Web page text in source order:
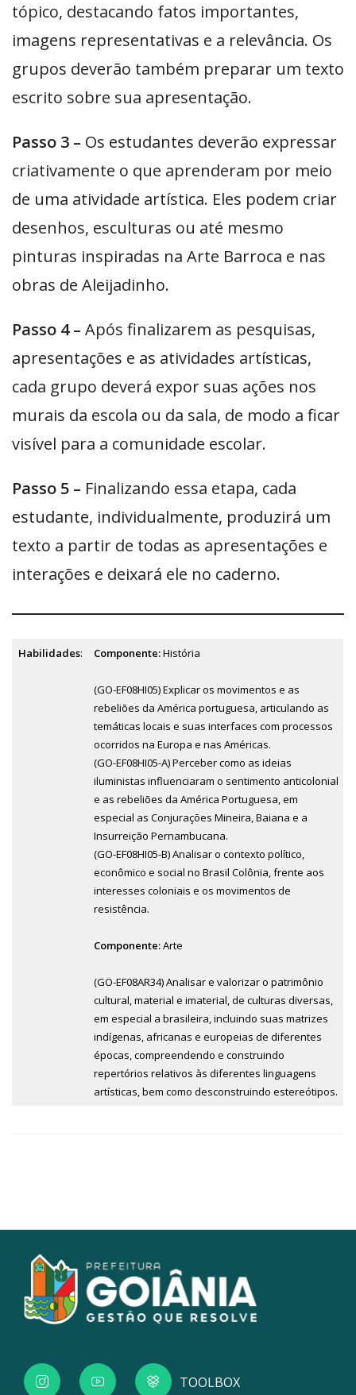
tópico, destacando fatos importantes,
imagens representativas e a relevância. Os
grupos deverão também preparar um texto
escrito sobre sua apresentação.
Passo 3 – Os estudantes deverão expressar
criativamente o que aprenderam por meio
de uma atividade artística. Eles podem criar
desenhos, esculturas ou até mesmo
pinturas inspiradas na Arte Barroca e nas
obras de Aleijadinho.
Passo 4 – Após finalizarem as pesquisas,
apresentações e as atividades artísticas,
cada grupo deverá expor suas ações nos
murais da escola ou da sala, de modo a ficar
visível para a comunidade escolar.
Passo 5 – Finalizando essa etapa, cada
estudante, individualmente, produzirá um
texto a partir de todas as apresentações e
interações e deixará ele no caderno.
Habilidades: Componente:História
(GO-EF08HI05) Explicar os movimentos e as
rebeliões da América portuguesa, articulando as
temáticas locais e suas interfaces com processos
ocorridos na Europa e nas Américas.
(GO-EF08HI05-A) Perceber como as ideias
iluministas influenciaram o sentimento anticolonial
e as rebeliões da América Portuguesa, em
especial as Conjurações Mineira, Baiana e a
Insurreição Pernambucana.
(GO-EF08HI05-B) Analisar o contexto político,
econômico e social no Brasil Colônia, frente aos
interesses coloniais e os movimentos de
resistência.
Componente:Arte
(GO-EF08AR34) Analisar e valorizar o patrimônio
cultural, material e imaterial, de culturas diversas,
em especial a brasileira, incluindo suas matrizes
indígenas, africanas e europeias de diferentes
épocas, compreendendo e construindo
repertórios relativos às diferentes linguagens
artísticas, bem como desconstruindo estereótipos.
TOOLBOX